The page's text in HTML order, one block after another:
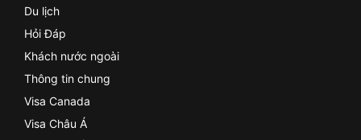
Du lịch
Hỏi Đáp
Khách nước ngoài
Thông tin chung
Visa Canada
Visa Châu Á